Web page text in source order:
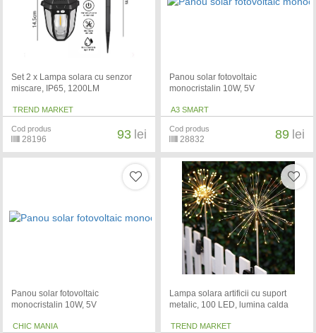
Set 2 x Lampa solara cu senzor
miscare, IP65, 1200LM
TREND MARKET
Cod produs
28196 93 lei
Panou solar fotovoltaic
monocristalin 10W, 5V
A3 SMART
Cod produs
28832 89 lei
Panou solar fotovoltaic
monocristalin 10W, 5V
CHIC MANIA
Lampa solara artificii cu suport
metalic, 100 LED, lumina calda
TREND MARKET